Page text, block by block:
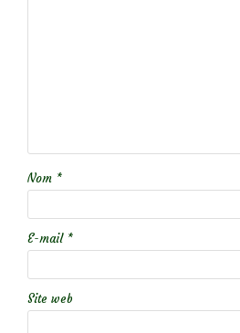
Nom *
E-mail *
Site web